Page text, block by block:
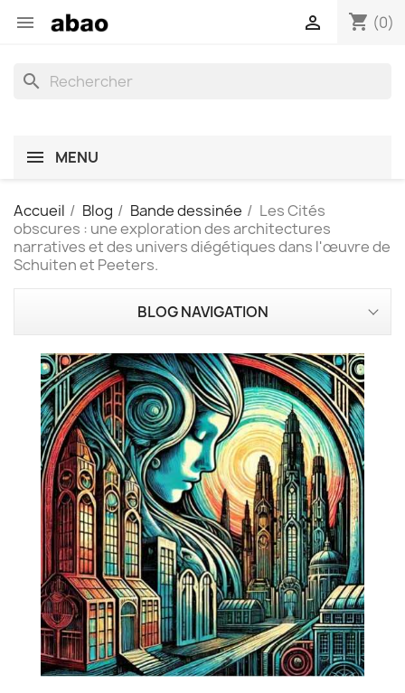
 shopping_cart (0)

search
MENU
Accueil Blog Bande dessinée
Les Cités
obscures : une exploration des architectures
narratives et des univers diégétiques dans l'œuvre de
Schuiten et Peeters.
BLOG NAVIGATION